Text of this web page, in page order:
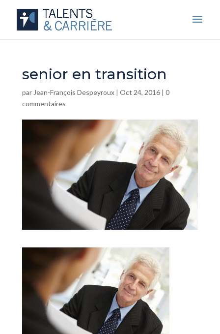
senior en transition
par Jean-François Despeyroux| Oct 24, 2016| 0
commentaires